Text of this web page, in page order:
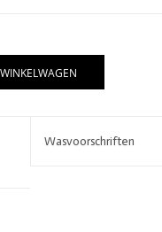
Wasvoorschriften